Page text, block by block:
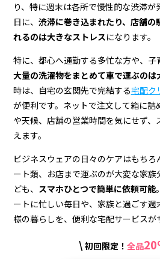
り、特に週末は各所で慢性的な渋滞
日に、 渋滞に巻き込まれたり、店舗の
れるのは大きなストレスになります。
特に、都心へ通勤する多忙な方や、子
大量の洗濯物をまとめて車で運ぶのは
時は、自宅の玄関先で完結する宅配ク
が便利です。ネットで注文して箱に詰
や天候、店舗の営業時間を気にせず
えます。
ビジネスウェアの日々のケアはもちろ
ート類、お店まで運ぶのが大変な家
ども、 スマホひとつで簡単に依頼可能
ートに忙しい毎日や、家族と過ごす
様の暮らしを、便利な宅配サービスが
\ 初回限定！ 全品